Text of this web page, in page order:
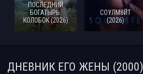
ПОСЛЕДНИЙ
БОГАТЫРЬ.
КОЛОБОК (2026)
СОУЛМ8ЙТ
(2026)
ДНЕВНИК ЕГО ЖЕНЫ (2000)